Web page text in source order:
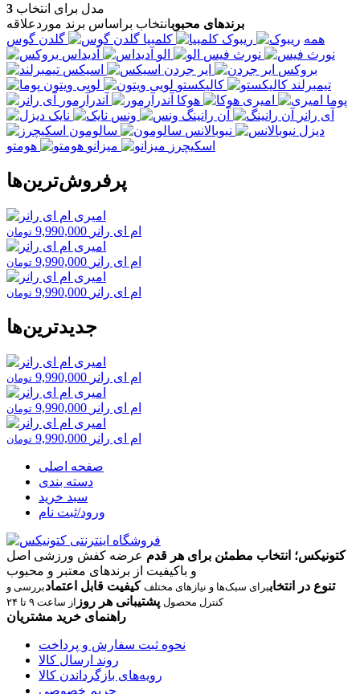
3 مدل برای انتخاب
برندهای محبوبانتخاب براساس برند موردعلاقه
همه
ریبوک کلمبیا
گلدن گوس
نورث فیس
الو
آدیداس
بروکس
ایر جردن
اسیکس
تیمبرلند
کالیکستو
لویی ویتون
پوما
امیری هوکا
آندرآرمور
آی رانر
آن رانینگ ونس
نایک
دیزل
نیوبالانس
سالومون
اسکیچرز
میزانو هومتو
پرفروش‌ترین‌ها
ام ای رانر 9,990,000 تومان
ام ای رانر 9,990,000 تومان
ام ای رانر 9,990,000 تومان
جدیدترین‌ها
ام ای رانر 9,990,000 تومان
ام ای رانر 9,990,000 تومان
ام ای رانر 9,990,000 تومان
صفحه اصلی
دسته بندی
سبد خرید
ورود/ثبت نام
کتونیکس؛ انتخاب مطمئن برای هر قدم عرضه کفش ورزشی اصل
و باکیفیت از برندهای معتبر و محبوب
تنوع در انتخاببرای سبک‌ها و نیازهای مختلف کیفیت قابل اعتمادبررسی و
کنترل محصول پشتیبانی هر روز از ساعت ۹ تا ۲۴
راهنمای خرید مشتریان
نحوه ثبت سفارش و پرداخت
روند ارسال کالا
رویه‌های بازگرداندن کالا
حریم خصوصی